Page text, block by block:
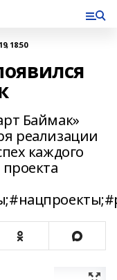
18:50
Баймак»
реализации
каждого